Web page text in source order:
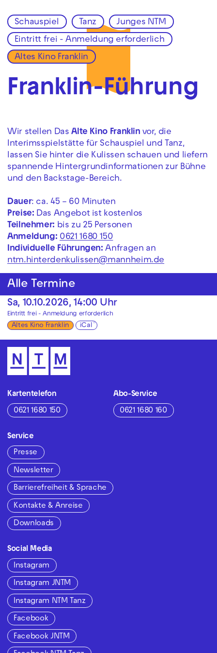
Zur Hauptnavigation springen
Zum Hauptinhalt springen Zum Footer springen
Schauspiel Tanz Junges NTM
Eintritt frei - Anmeldung erforderlich
Altes Kino Franklin
Franklin-Führung
Wir stellen DasAlte Kino Franklin vor, die
Interimsspielstätte für Schauspiel und Tanz,
lassen Sie hinter die Kulissen schauen und liefern
spannende Hintergrundinformationen zur Bühne
und den Backstage-Bereich.
Dauer: ca. 45 – 60 Minuten
Preise: Das Angebot ist kostenlos
Teilnehmer: bis zu 25 Personen
Anmeldung: 0621 1680 150
Individuelle Führungen:Anfragen an
ntm.hinterdenkulissen@mannheim.de
Alle Termine
Sa, 10.10.2026, 14:00 Uhr
Eintritt frei - Anmeldung erforderlich
Altes Kino Franklin iCal
Kartentelefon
0621 1680 150
Abo-Service
0621 1680 160
Service
Presse
Newsletter
Barrierefreiheit & Sprache
Kontakte & Anreise
Downloads
Social Media
Instagram
Instagram JNTM
Instagram NTM Tanz
Facebook
Facebook JNTM